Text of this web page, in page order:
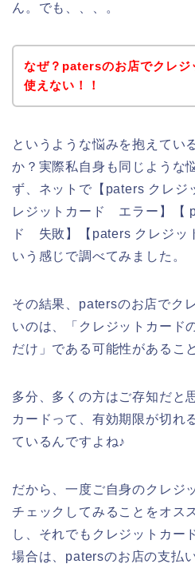
ん。でも、、、。
なぜ？patersのお店でクレジ
使えない！！
というような悩みを抱えてい
か？実際私自身も同じような
ず、ネットで【paters クレジ
レジットカード エラー】【
ド 失敗】【paters クレジッ
いう感じで調べてみました。
その結果、patersのお店でク
いのは、「クレジットカード
だけ」である可能性があるこ
多分、多くの方はご存知だと
カードって、有効期限が切れ
ているんですよね♪
だから、一度ご自身のクレジ
チェックしてみることをオス
し、それでもクレジットカー
場合は、patersのお店の支払